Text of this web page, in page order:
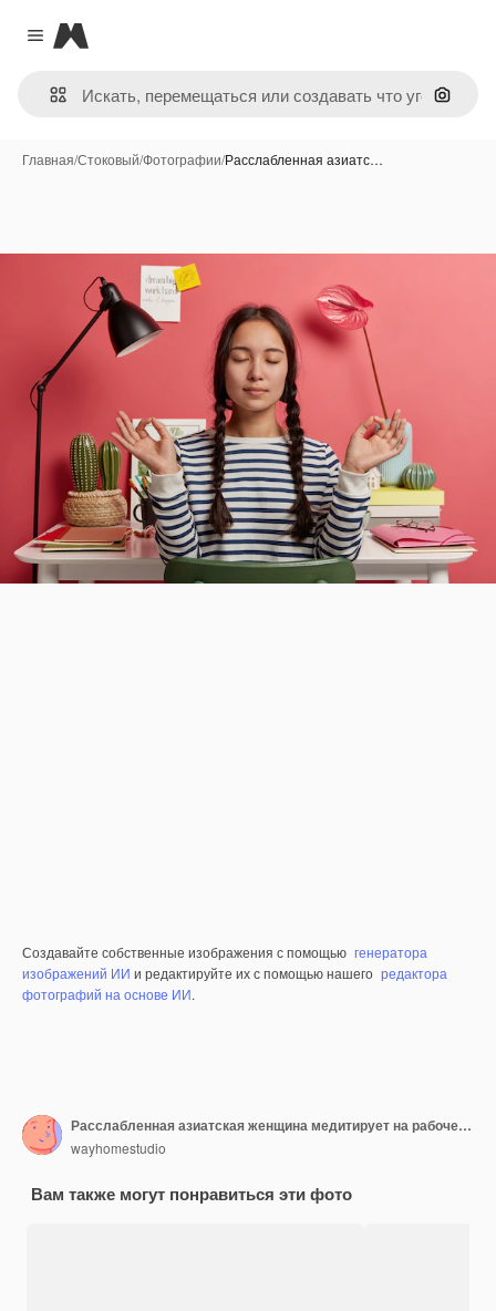
Close menu
Magnific
Поиск
Главная/Стоковый/Фотографии/Расслабленная азиатс…
Создавайте собственные изображения с помощью генератора
изображений ИИ и редактируйте их с помощью нашего редактора
фотографий на основе ИИ.
Расслабленная азиатская женщина медитирует на рабочем месте, сидит в позе дзен на фоне рабочего стола с цветами, настольной лампой, блокнотами, носит полосатый повседневный джемпер, пытается расслабиться после работы, изолирована на розовом фоне
wayhomestudio
Вам также могут понравиться эти фото